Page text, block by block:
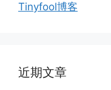
Tinyfool博客
近期文章